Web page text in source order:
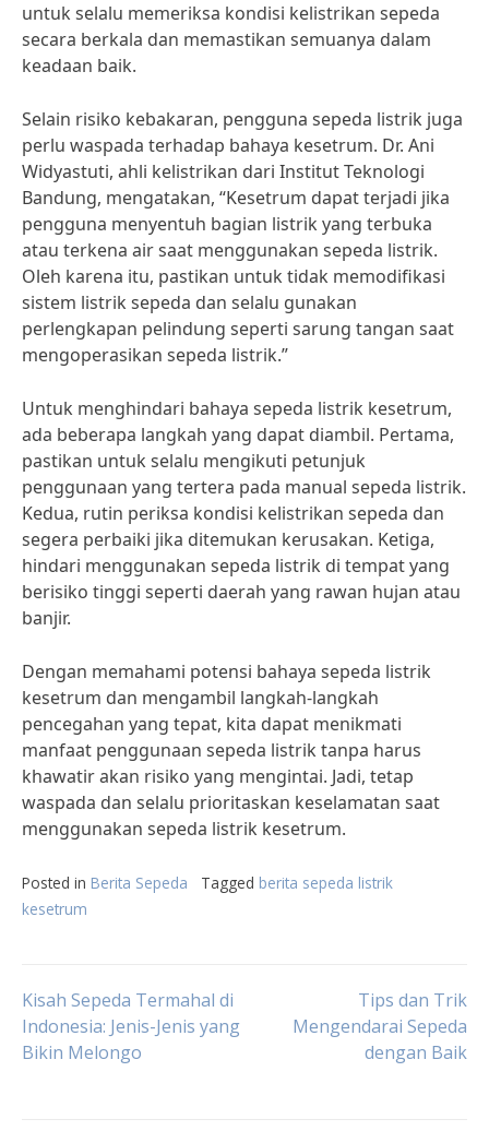
untuk selalu memeriksa kondisi kelistrikan sepeda
secara berkala dan memastikan semuanya dalam
keadaan baik.
Selain risiko kebakaran, pengguna sepeda listrik juga
perlu waspada terhadap bahaya kesetrum. Dr. Ani
Widyastuti, ahli kelistrikan dari Institut Teknologi
Bandung, mengatakan, “Kesetrum dapat terjadi jika
pengguna menyentuh bagian listrik yang terbuka
atau terkena air saat menggunakan sepeda listrik.
Oleh karena itu, pastikan untuk tidak memodifikasi
sistem listrik sepeda dan selalu gunakan
perlengkapan pelindung seperti sarung tangan saat
mengoperasikan sepeda listrik.”
Untuk menghindari bahaya sepeda listrik kesetrum,
ada beberapa langkah yang dapat diambil. Pertama,
pastikan untuk selalu mengikuti petunjuk
penggunaan yang tertera pada manual sepeda listrik.
Kedua, rutin periksa kondisi kelistrikan sepeda dan
segera perbaiki jika ditemukan kerusakan. Ketiga,
hindari menggunakan sepeda listrik di tempat yang
berisiko tinggi seperti daerah yang rawan hujan atau
banjir.
Dengan memahami potensi bahaya sepeda listrik
kesetrum dan mengambil langkah-langkah
pencegahan yang tepat, kita dapat menikmati
manfaat penggunaan sepeda listrik tanpa harus
khawatir akan risiko yang mengintai. Jadi, tetap
waspada dan selalu prioritaskan keselamatan saat
menggunakan sepeda listrik kesetrum.
Posted in Berita Sepeda Tagged berita sepeda listrik
kesetrum
Post
navigation
Kisah Sepeda Termahal di
Indonesia: Jenis-Jenis yang
Bikin Melongo
Tips dan Trik
Mengendarai Sepeda
dengan Baik